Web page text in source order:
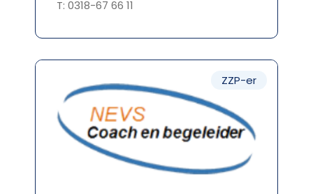
T: 0318-67 66 11
ZZP-er